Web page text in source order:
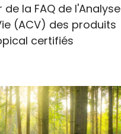
de la FAQ de l'Analyse
(ACV) des produits
certifiés